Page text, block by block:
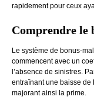
rapidement pour ceux
Comprendre le
Le système de bonus-
commencent avec un
l’absence de sinistres​.
entraînant une baisse de
majorant ainsi la prime.